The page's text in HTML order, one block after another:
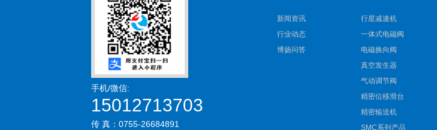
手机/微信:
15012713703
传 真：0755-26684891
新闻资讯
行业动态
博扬问答
行星减速机
一体式电磁阀
电磁换向阀
真空发生器
气动调节阀
精密位移滑台
精密输送机
SMC系列产品